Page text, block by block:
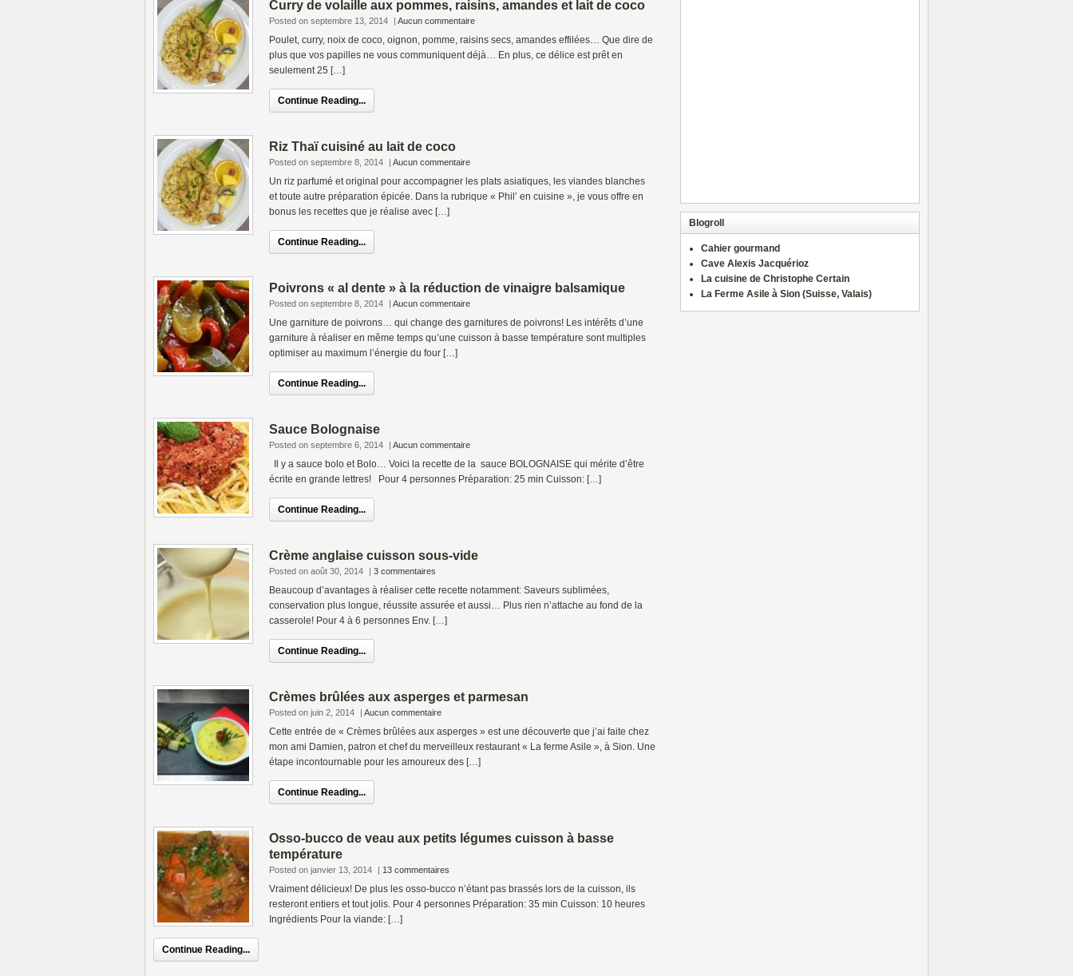
Curry de volaille aux pommes, raisins, amandes et lait de coco
Posted on septembre 13, 2014 | Aucun commentaire
Poulet, curry, noix de coco, oignon, pomme, raisins secs, amandes effilées… Que dire de
plus que vos papilles ne vous communiquent déjà… En plus, ce délice est prêt en
seulement 25 […]
Continue Reading...
Riz Thaï cuisiné au lait de coco
Posted on septembre 8, 2014 | Aucun commentaire
Un riz parfumé et original pour accompagner les plats asiatiques, les viandes blanches
et toute autre préparation épicée. Dans la rubrique « Phil’ en cuisine », je vous offre en
bonus les recettes que je réalise avec […]
Continue Reading...
Poivrons « al dente » à la réduction de vinaigre balsamique
Posted on septembre 8, 2014 | Aucun commentaire
Une garniture de poivrons… qui change des garnitures de poivrons! Les intérêts d’une
garniture à réaliser en même temps qu’une cuisson à basse température sont multiples
optimiser au maximum l’énergie du four […]
Continue Reading...
Sauce Bolognaise
Posted on septembre 6, 2014 | Aucun commentaire
Il y a sauce bolo et Bolo… Voici la recette de la sauce BOLOGNAISE qui mérite d’être
écrite en grande lettres! Pour 4 personnes Préparation: 25 min Cuisson: […]
Continue Reading...
Crème anglaise cuisson sous-vide
Posted on août 30, 2014 | 3 commentaires
Beaucoup d’avantages à réaliser cette recette notamment: Saveurs sublimées,
conservation plus longue, réussite assurée et aussi… Plus rien n’attache au fond de la
casserole! Pour 4 à 6 personnes Env. […]
Continue Reading...
Crèmes brûlées aux asperges et parmesan
Posted on juin 2, 2014 | Aucun commentaire
Cette entrée de « Crèmes brûlées aux asperges » est une découverte que j’ai faite chez
mon ami Damien, patron et chef du merveilleux restaurant « La ferme Asile », à Sion. Une
étape incontournable pour les amoureux des […]
Continue Reading...
Osso-bucco de veau aux petits légumes cuisson à basse
température
Posted on janvier 13, 2014 | 13 commentaires
Vraiment délicieux! De plus les osso-bucco n’étant pas brassés lors de la cuisson, ils
resteront entiers et tout jolis. Pour 4 personnes Préparation: 35 min Cuisson: 10 heures
Ingrédients Pour la viande: […]
Continue Reading...
Blogroll
Cahier gourmand
Cave Alexis Jacquérioz
La cuisine de Christophe Certain
La Ferme Asile à Sion (Suisse, Valais)